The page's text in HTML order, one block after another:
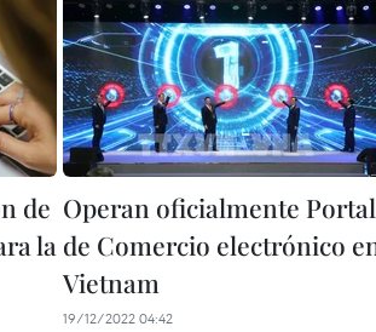
de
la
Operan oficialmente Portal
de Comercio electrónico
Vietnam
19/12/2022 04:42